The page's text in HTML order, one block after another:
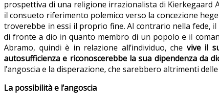
prospettiva di una religione irrazionalista di Kierkegaard
il consueto riferimento polemico verso la concezione
troverebbe in essi il proprio fine. Al contrario nella fede,
di fronte a dio in quanto membro di un popolo e il
Abramo, quindi è in relazione all’individuo, che vive il
autosufficienza e riconoscerebbe la sua dipendenza da
l’angoscia e la disperazione, che sarebbero altrimenti
La possibilità e l’angoscia